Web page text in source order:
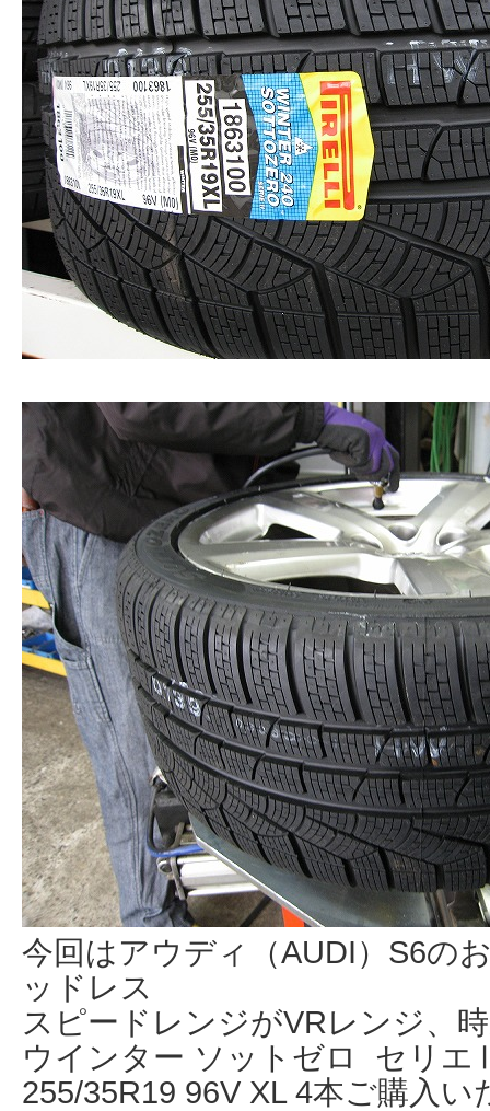
今回はアウディ（AUDI）S6の
ッドレス
スピードレンジがVRレンジ、
ウインター ソットゼロ セリ
255/35R19 96V XL 4本ご購入